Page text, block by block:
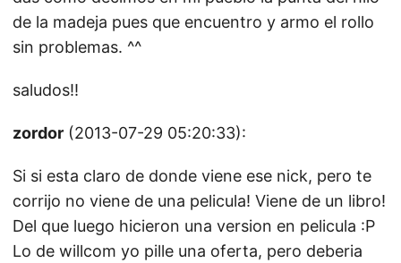
de la madeja pues que encuentro y armo el rollo
sin problemas. ^^
saludos!!
zordor (2013-07-29 05:20:33):
Si si esta claro de donde viene ese nick, pero te
corrijo no viene de una pelicula! Viene de un libro!
Del que luego hicieron una version en pelicula :P
Lo de willcom yo pille una oferta, pero deberia